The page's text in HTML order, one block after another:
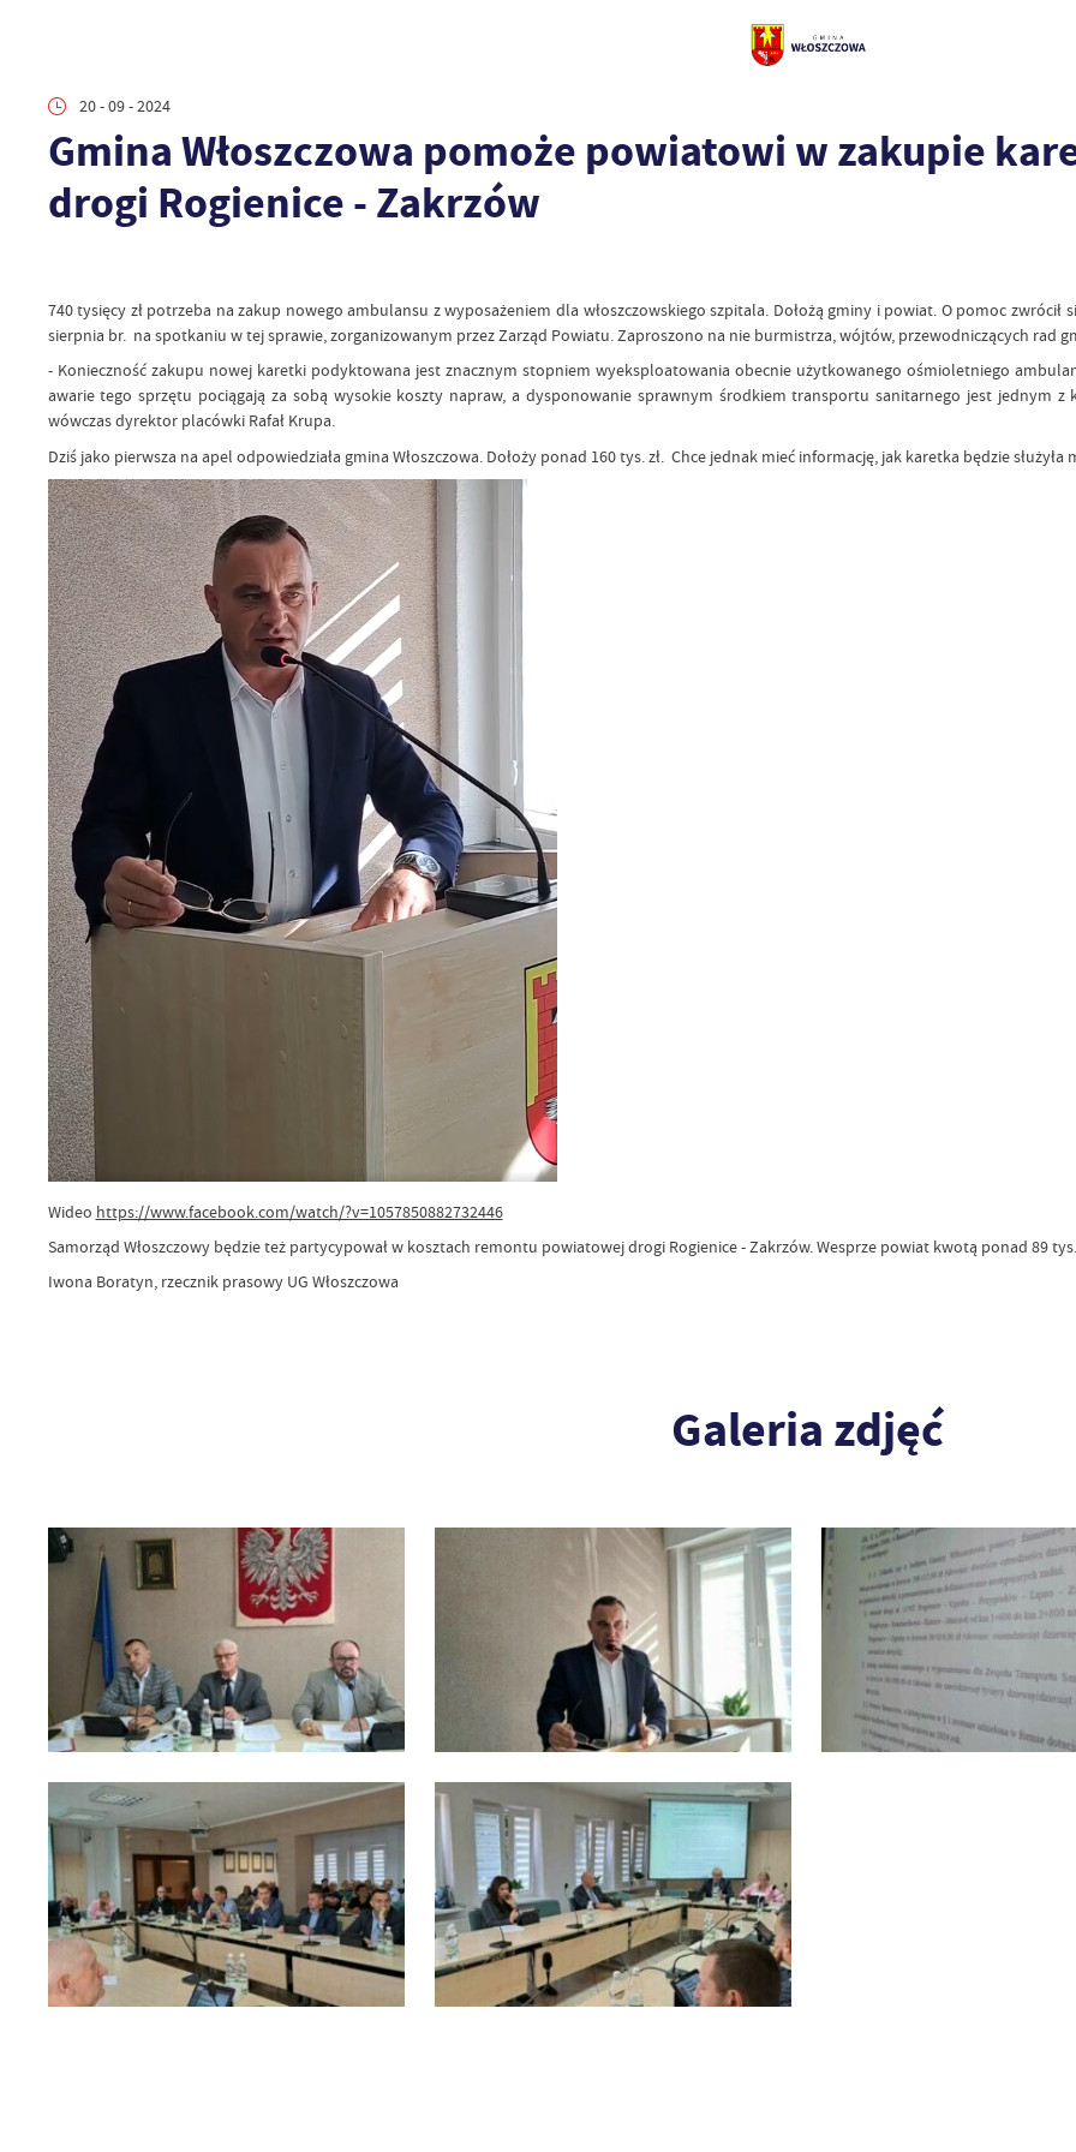
20 - 09 - 2024
Gmina Włoszczowa pomoże powiatowi w zakupie
drogi Rogienice - Zakrzów
740 tysięcy zł potrzeba na zakup nowego ambulansu z wyposażeniem dla włoszczowskiego szpitala. Dołożą gminy i powiat. O pomoc
sierpnia br. na spotkaniu w tej sprawie, zorganizowanym przez Zarząd Powiatu. Zaproszono na nie burmistrza, wójtów, przewodniczących rad
- Konieczność zakupu nowej karetki podyktowana jest znacznym stopniem wyeksploatowania obecnie użytkowanego ośmioletniego
awarie tego sprzętu pociągają za sobą wysokie koszty napraw, a dysponowanie sprawnym środkiem transportu sanitarnego jest jednym z
wówczas dyrektor placówki Rafał Krupa.
Dziś jako pierwsza na apel odpowiedziała gmina Włoszczowa. Dołoży ponad 160 tys. zł. Chce jednak mieć informację, jak karetka będzie służyła
Wideo https://www.facebook.com/watch/?v=1057850882732446
Samorząd Włoszczowy będzie też partycypował w kosztach remontu powiatowej drogi Rogienice - Zakrzów. Wesprze powiat kwotą ponad 89 tys.
Iwona Boratyn, rzecznik prasowy UG Włoszczowa
Galeria zdjęć